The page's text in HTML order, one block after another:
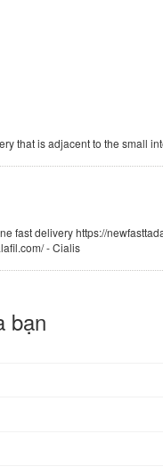
that is adjacent to the small
fast delivery https://
- Cialis
bạn